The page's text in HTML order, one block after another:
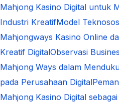
Mahjong Kasino Digital untuk
Industri KreatifModel
Mahjongways Kasino Online
Kreatif DigitalObservasi
Mahjong Ways dalam
pada Perusahaan Digital
Mahjong Kasino Digital